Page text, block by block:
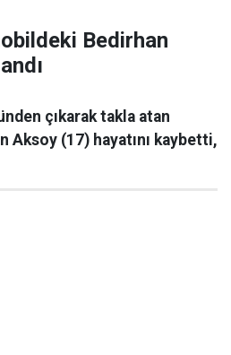
Bedirhan
çıkarak takla atan
(17) hayatını kaybetti,